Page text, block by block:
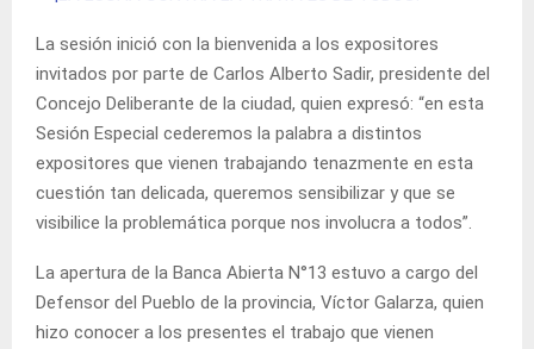
La sesión inició con la bienvenida a los expositores
invitados por parte de Carlos Alberto Sadir, presidente del
Concejo Deliberante de la ciudad, quien expresó: “en esta
Sesión Especial cederemos la palabra a distintos
expositores que vienen trabajando tenazmente en esta
cuestión tan delicada, queremos sensibilizar y que se
visibilice la problemática porque nos involucra a todos”.
La apertura de la Banca Abierta N°13 estuvo a cargo del
Defensor del Pueblo de la provincia, Víctor Galarza, quien
hizo conocer a los presentes el trabajo que vienen